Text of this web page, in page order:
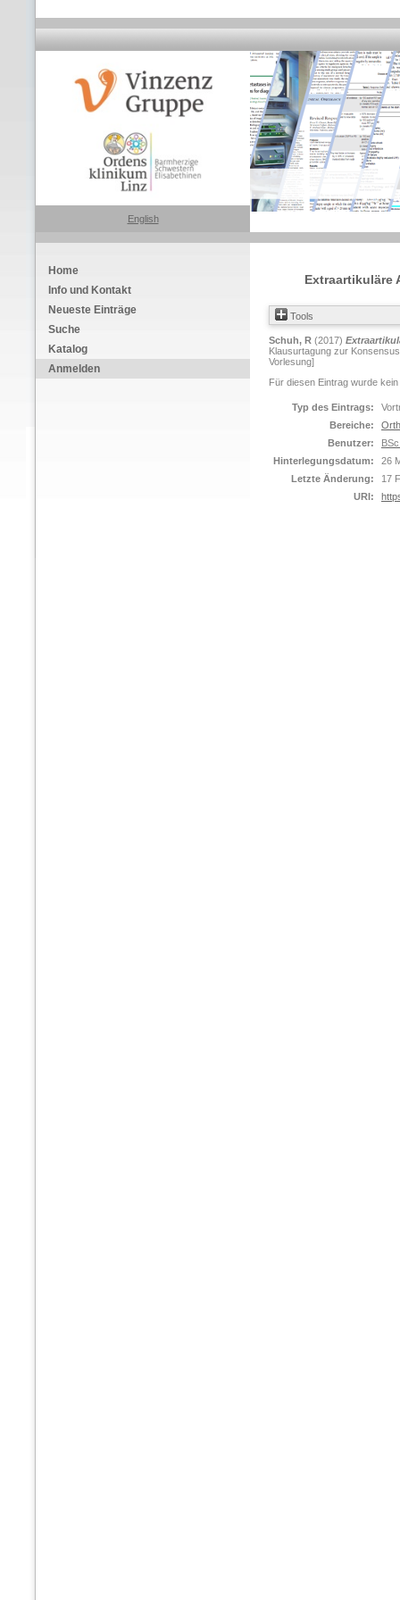
English
Home
Info und Kontakt
Neueste Einträge
Suche
Katalog
Anmelden
Extraartikuläre
Tools
Schuh, R (2017)
Klausurtagung zur
Vorlesung]
Für diesen Eintrag wurde
Typ des Eintrags:
Bereiche:
Benutzer:
Hinterlegungsdatum:
26
Letzte Änderung:
17
URI: